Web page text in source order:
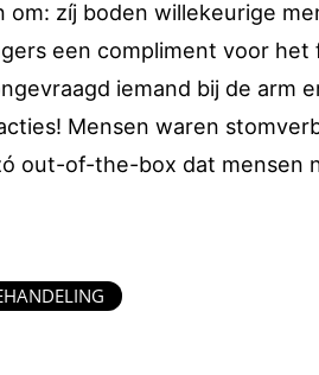
om: zíj boden willekeurige
een compliment voor het
iemand bij de arm
Mensen waren
out-of-the-box dat mensen